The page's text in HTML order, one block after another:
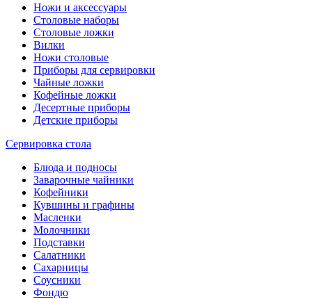
Ножи и аксессуары
Столовые наборы
Столовые ложки
Вилки
Ножи столовые
Приборы для сервировки
Чайные ложки
Кофейные ложки
Десертные приборы
Детские приборы
Сервировка стола
Блюда и подносы
Заварочные чайники
Кофейники
Кувшины и графины
Масленки
Молочники
Подставки
Салатники
Сахарницы
Соусники
Фондю